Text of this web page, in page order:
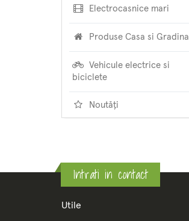
Electrocasnice mari
Produse Casa si Gradina
Vehicule electrice si
biciclete
Noutăți
Intrati in contact
Utile